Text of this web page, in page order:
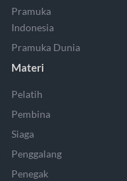
Pramuka
Indonesia
Pramuka Dunia
Materi
Pelatih
Pembina
Siaga
Penggalang
Penegak